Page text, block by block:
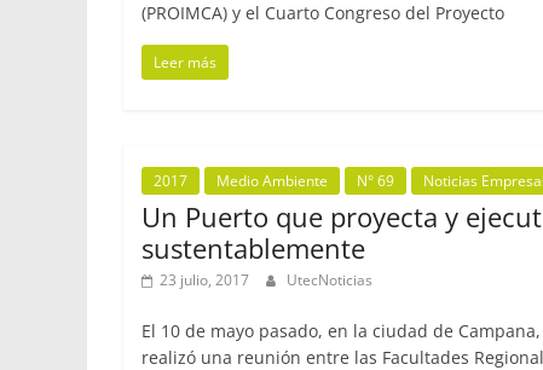
(PROIMCA) y el Cuarto Congreso del Proyecto
Leer más
2017 Medio Ambiente N° 69 Noticias
Un Puerto que proyecta y
sustentablemente
23 julio, 2017 UtecNoticias
El 10 de mayo pasado, en la ciudad de Campana,
realizó una reunión entre las Facultades